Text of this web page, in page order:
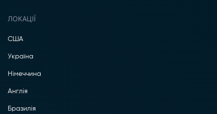
ЛОКАЦІЇ
США
Україна
Німеччина
Англія
Бразилія